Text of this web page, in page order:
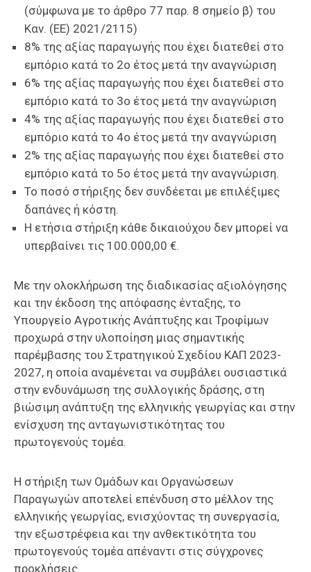
(σύμφωνα με το άρθρο 77 παρ. 8 σημείο β) του
Καν. (ΕΕ) 2021/2115)
8% της αξίας παραγωγής που έχει διατεθεί στο
εμπόριο κατά το 2ο έτος μετά την αναγνώριση
6% της αξίας παραγωγής που έχει διατεθεί στο
εμπόριο κατά το 3ο έτος μετά την αναγνώριση
4% της αξίας παραγωγής που έχει διατεθεί στο
εμπόριο κατά το 4ο έτος μετά την αναγνώριση
2% της αξίας παραγωγής που έχει διατεθεί στο
εμπόριο κατά το 5ο έτος μετά την αναγνώριση.
Το ποσό στήριξης δεν συνδέεται με επιλέξιμες
δαπάνες ή κόστη.
Η ετήσια στήριξη κάθε δικαιούχου δεν μπορεί να
υπερβαίνει τις 100.000,00 €.
Με την ολοκλήρωση της διαδικασίας αξιολόγησης
και την έκδοση της απόφασης ένταξης, το
Υπουργείο Αγροτικής Ανάπτυξης και Τροφίμων
προχωρά στην υλοποίηση μιας σημαντικής
παρέμβασης του Στρατηγικού Σχεδίου ΚΑΠ 2023-
2027, η οποία αναμένεται να συμβάλει ουσιαστικά
στην ενδυνάμωση της συλλογικής δράσης, στη
βιώσιμη ανάπτυξη της ελληνικής γεωργίας και στην
ενίσχυση της ανταγωνιστικότητας του
πρωτογενούς τομέα.
Η στήριξη των Ομάδων και Οργανώσεων
Παραγωγών αποτελεί επένδυση στο μέλλον της
ελληνικής γεωργίας, ενισχύοντας τη συνεργασία,
την εξωστρέφεια και την ανθεκτικότητα του
πρωτογενούς τομέα απέναντι στις σύγχρονες
προκλήσεις.